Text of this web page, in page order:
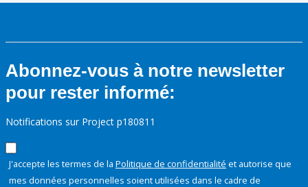
Abonnez-vous à notre newsletter
pour rester informé:
Notifications sur Project p180811
J'accepte les termes de la Politique de confidentialité et autorise que
mes données personnelles soient utilisées dans le cadre de